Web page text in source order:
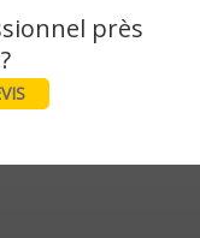
près